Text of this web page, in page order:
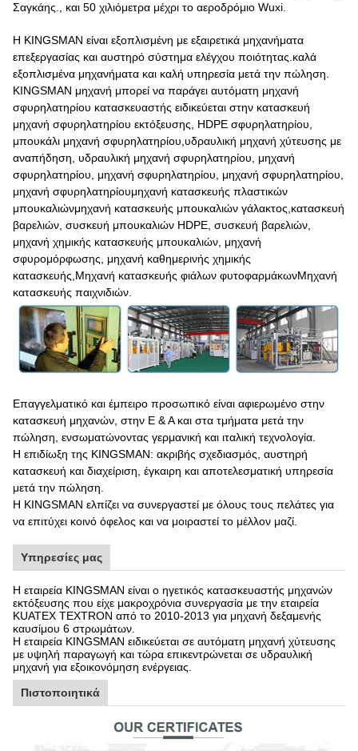
Σαγκάης., και 50 χιλιόμετρα μέχρι το αεροδρόμιο Wuxi.
Η KINGSMAN είναι εξοπλισμένη με εξαιρετικά μηχανήματα
επεξεργασίας και αυστηρό σύστημα ελέγχου ποιότητας.καλά
εξοπλισμένα μηχανήματα και καλή υπηρεσία μετά την πώληση.
KINGSMAN μηχανή μπορεί να παράγει αυτόματη μηχανή
σφυρηλατηρίου κατασκευαστής ειδικεύεται στην κατασκευή
μηχανή σφυρηλατηρίου εκτόξευσης, HDPE σφυρηλατηρίου,
μπουκάλι μηχανή σφυρηλατηρίου,υδραυλική μηχανή χύτευσης με
αναπήδηση, υδραυλική μηχανή σφυρηλατηρίου, μηχανή
σφυρηλατηρίου, μηχανή σφυρηλατηρίου, μηχανή σφυρηλατηρίου,
μηχανή σφυρηλατηρίουμηχανή κατασκευής πλαστικών
μπουκαλιώνμηχανή κατασκευής μπουκαλιών γάλακτος,κατασκευή
βαρελιών, συσκευή μπουκαλιών HDPE, συσκευή βαρελιών,
μηχανή χημικής κατασκευής μπουκαλιών, μηχανή
σφυρομόρφωσης, μηχανή καθημερινής χημικής
κατασκευής,Μηχανή κατασκευής φιάλων φυτοφαρμάκωνΜηχανή
κατασκευής παιχνιδιών.
Επαγγελματικό και έμπειρο προσωπικό είναι αφιερωμένο στην
κατασκευή μηχανών, στην Ε & Α και στα τμήματα μετά την
πώληση, ενσωματώνοντας γερμανική και ιταλική τεχνολογία.
Η επιδίωξη της KINGSMAN: ακριβής σχεδιασμός, αυστηρή
κατασκευή και διαχείριση, έγκαιρη και αποτελεσματική υπηρεσία
μετά την πώληση.
Η KINGSMAN ελπίζει να συνεργαστεί με όλους τους πελάτες για
να επιτύχει κοινό όφελος και να μοιραστεί το μέλλον μαζί.
Υπηρεσίες μας
Η εταιρεία KINGSMAN είναι ο ηγετικός κατασκευαστής μηχανών
εκτόξευσης που είχε μακροχρόνια συνεργασία με την εταιρεία
KUATEX TEXTRON από το 2010-2013 για μηχανή δεξαμενής
καυσίμου 6 στρωμάτων.
Η εταιρεία KINGSMAN ειδικεύεται σε αυτόματη μηχανή χύτευσης
με υψηλή παραγωγή και τώρα επικεντρώνεται σε υδραυλική
μηχανή για εξοικονόμηση ενέργειας.
Πιστοποιητικά